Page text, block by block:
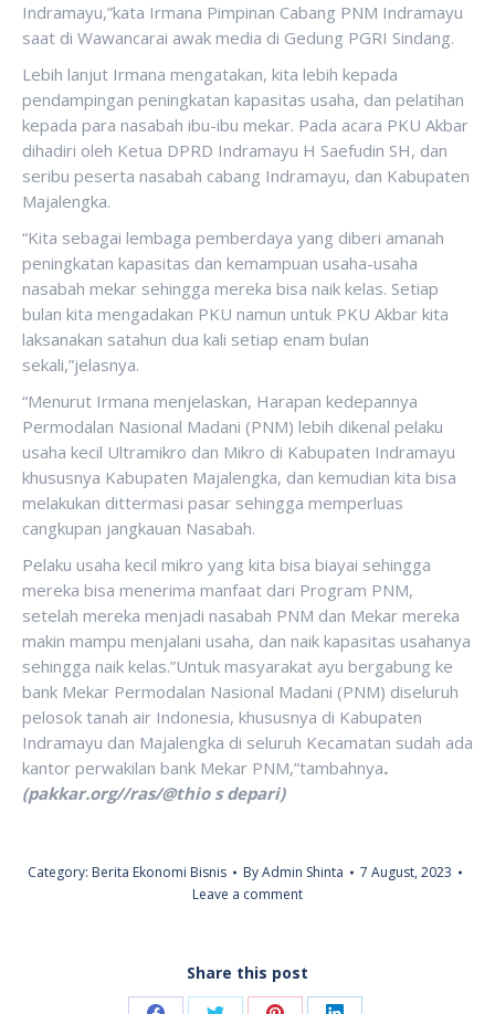
Indramayu,”kata Irmana Pimpinan Cabang PNM Indramayu
saat di Wawancarai awak media di Gedung PGRI Sindang.
Lebih lanjut Irmana mengatakan, kita lebih kepada
pendampingan peningkatan kapasitas usaha, dan pelatihan
kepada para nasabah ibu-ibu mekar. Pada acara PKU Akbar
dihadiri oleh Ketua DPRD Indramayu H Saefudin SH, dan
seribu peserta nasabah cabang Indramayu, dan Kabupaten
Majalengka.
“Kita sebagai lembaga pemberdaya yang diberi amanah
peningkatan kapasitas dan kemampuan usaha-usaha
nasabah mekar sehingga mereka bisa naik kelas. Setiap
bulan kita mengadakan PKU namun untuk PKU Akbar kita
laksanakan satahun dua kali setiap enam bulan
sekali,”jelasnya.
“Menurut Irmana menjelaskan, Harapan kedepannya
Permodalan Nasional Madani (PNM) lebih dikenal pelaku
usaha kecil Ultramikro dan Mikro di Kabupaten Indramayu
khususnya Kabupaten Majalengka, dan kemudian kita bisa
melakukan dittermasi pasar sehingga memperluas
cangkupan jangkauan Nasabah.
Pelaku usaha kecil mikro yang kita bisa biayai sehingga
mereka bisa menerima manfaat dari Program PNM,
setelah mereka menjadi nasabah PNM dan Mekar mereka
makin mampu menjalani usaha, dan naik kapasitas usahanya
sehingga naik kelas.”Untuk masyarakat ayu bergabung ke
bank Mekar Permodalan Nasional Madani (PNM) diseluruh
pelosok tanah air Indonesia, khususnya di Kabupaten
Indramayu dan Majalengka di seluruh Kecamatan sudah ada
kantor perwakilan bank Mekar PNM,”tambahnya.
(pakkar.org//ras/@thio s depari)
Category: Berita Ekonomi Bisnis ByAdmin Shinta
7 August, 2023
Leave a comment
Share this post